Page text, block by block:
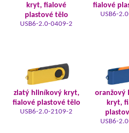
kryt, fialové
plastové tělo
USB6-2.0-0409-2
fialové
USB6-
zlatý hliníkový kryt,
fialové plastové tělo
USB6-2.0-2109-2
oranžový
kryt,
USB6-